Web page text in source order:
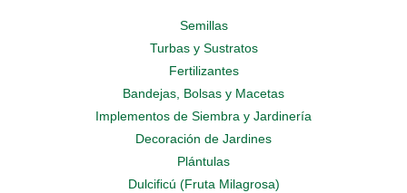
Semillas
Turbas y Sustratos
Fertilizantes
Bandejas, Bolsas y Macetas
Implementos de Siembra y Jardinería
Decoración de Jardines
Plántulas
Dulcificú (Fruta Milagrosa)